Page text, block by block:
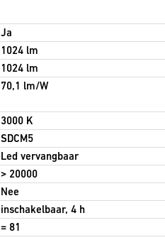
Ja
1024 lm
1024 lm
70,1 lm/W
3000 K
SDCM5
Led vervangbaar
> 20000
Nee
inschakelbaar, 4 h
= 81